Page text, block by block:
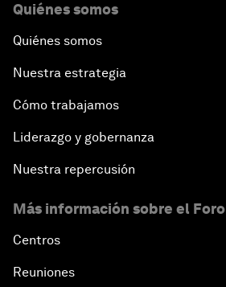
Quiénes somos
Quiénes somos
Nuestra estrategia
Cómo trabajamos
Liderazgo y gobernanza
Nuestra repercusión
Más información sobre el Foro
Centros
Reuniones